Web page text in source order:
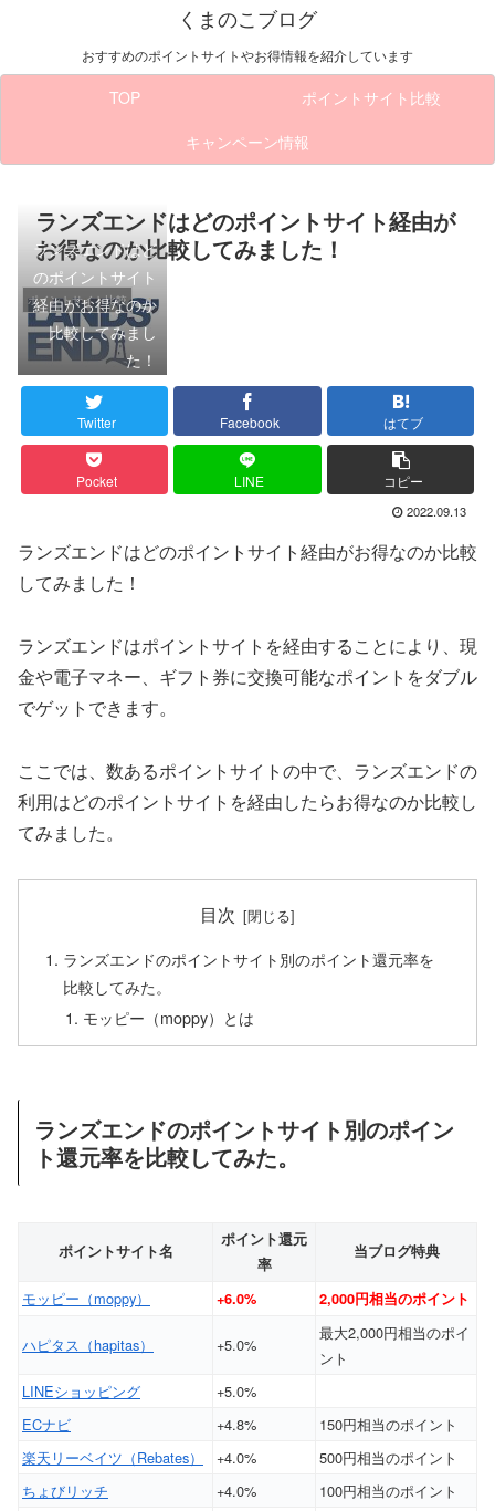
くまのこブログ
おすすめのポイントサイトやお得情報を紹介しています
TOP
ポイントサイト比較
キャンペーン情報
ランズエンドはどのポイントサイト経由が
お得なのか比較してみました！
ポイントサイト比較
ランズエンドはど
のポイントサイト
経由がお得なのか
比較してみまし
た！
Twitter Facebook はてブ
Pocket LINE コピー
2022.09.13
ランズエンドはどのポイントサイト経由がお得なのか比較
してみました！
ランズエンドはポイントサイトを経由することにより、現
金や電子マネー、ギフト券に交換可能なポイントをダブル
でゲットできます。
ここでは、数あるポイントサイトの中で、ランズエンドの
利用はどのポイントサイトを経由したらお得なのか比較し
てみました。
目次
ランズエンドのポイントサイト別のポイント還元率を
比較してみた。
モッピー（moppy）とは
ランズエンドのポイントサイト別のポイン
ト還元率を比較してみた。
ポイントサイト名
ポイント還元
率
当ブログ特典
モッピー（moppy） +6.0% 2,000円相当のポイント
ハピタス（hapitas） +5.0%
最大2,000円相当のポイ
ント
LINEショッピング
+5.0%
ECナビ
+4.8%
150円相当のポイント
楽天リーベイツ（Rebates）
+4.0%
500円相当のポイント
ちょびリッチ
+4.0%
100円相当のポイント